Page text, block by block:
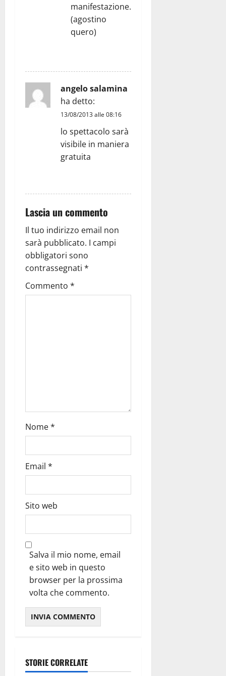
manifestazione.
(agostino
quero)
angelo salamina
ha detto:
13/08/2013 alle 08:16
lo spettacolo sarà
visibile in maniera
gratuita
Lascia un commento
Il tuo indirizzo email non
sarà pubblicato. I campi
obbligatori sono
contrassegnati *
Commento *
Nome*
Email *
Sito web
Salva il mio nome, email
e sito web in questo
browser per la prossima
volta che commento.
STORIE CORRELATE